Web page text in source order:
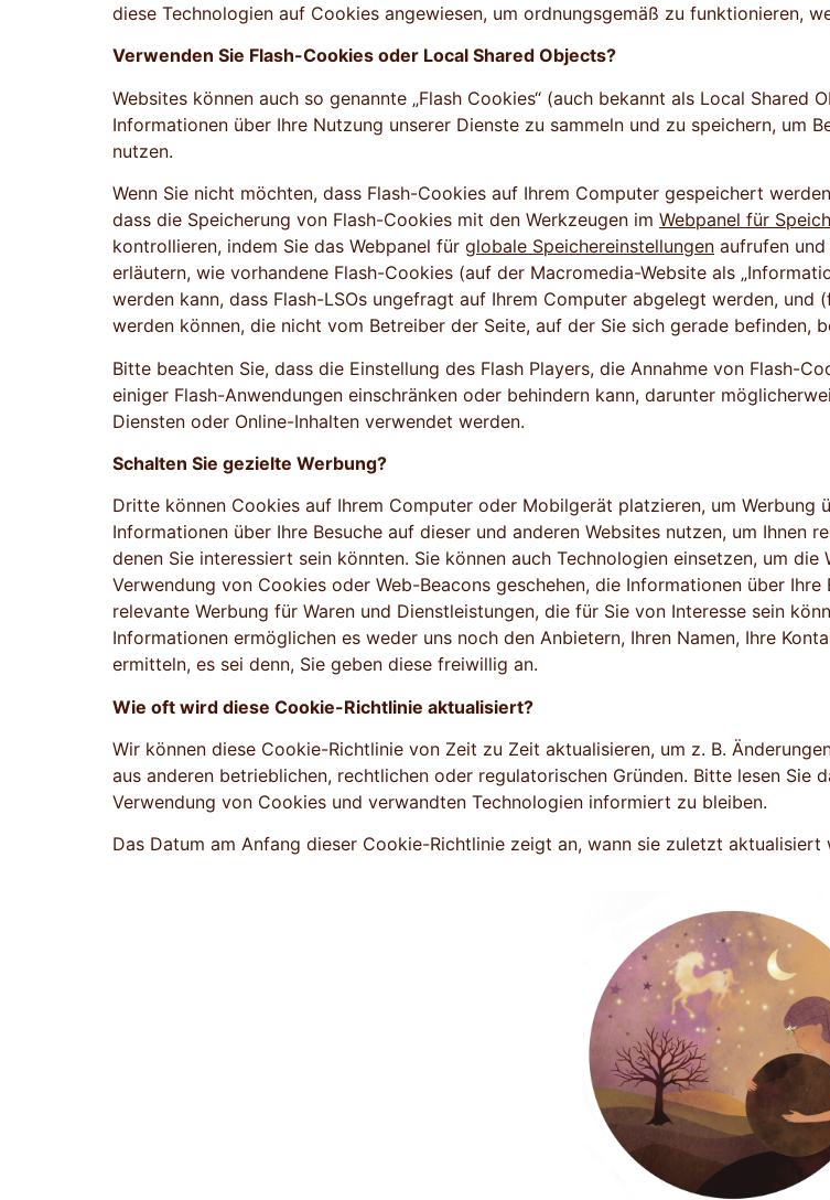
diese Technologien auf Cookies angewiesen, um ordnungsgemäß zu funktionieren,
Verwenden Sie Flash-Cookies oder Local Shared Objects?
Websites können auch so genannte „Flash Cookies“ (auch bekannt als Local Shared
Informationen über Ihre Nutzung unserer Dienste zu sammeln und zu speichern, um
nutzen.
Wenn Sie nicht möchten, dass Flash-Cookies auf Ihrem Computer gespeichert
dass die Speicherung von Flash-Cookies mit den Werkzeugen im Webpanel für
kontrollieren, indem Sie das Webpanel für globale Speichereinstellungen aufrufen
erläutern, wie vorhandene Flash-Cookies (auf der Macromedia-Website als
werden kann, dass Flash-LSOs ungefragt auf Ihrem Computer abgelegt werden,
werden können, die nicht vom Betreiber der Seite, auf der Sie sich gerade befinden,
Bitte beachten Sie, dass die Einstellung des Flash Players, die Annahme von Flash-
einiger Flash-Anwendungen einschränken oder behindern kann, darunter
Diensten oder Online-Inhalten verwendet werden.
Schalten Sie gezielte Werbung?
Dritte können Cookies auf Ihrem Computer oder Mobilgerät platzieren, um Werbung
Informationen über Ihre Besuche auf dieser und anderen Websites nutzen, um Ihnen
denen Sie interessiert sein könnten. Sie können auch Technologien einsetzen, um
Verwendung von Cookies oder Web-Beacons geschehen, die Informationen über
relevante Werbung für Waren und Dienstleistungen, die für Sie von Interesse sein
Informationen ermöglichen es weder uns noch den Anbietern, Ihren Namen, Ihre
ermitteln, es sei denn, Sie geben diese freiwillig an.
Wie oft wird diese Cookie-Richtlinie aktualisiert?
Wir können diese Cookie-Richtlinie von Zeit zu Zeit aktualisieren, um z. B.
aus anderen betrieblichen, rechtlichen oder regulatorischen Gründen. Bitte lesen Sie
Verwendung von Cookies und verwandten Technologien informiert zu bleiben.
Das Datum am Anfang dieser Cookie-Richtlinie zeigt an, wann sie zuletzt aktualisiert